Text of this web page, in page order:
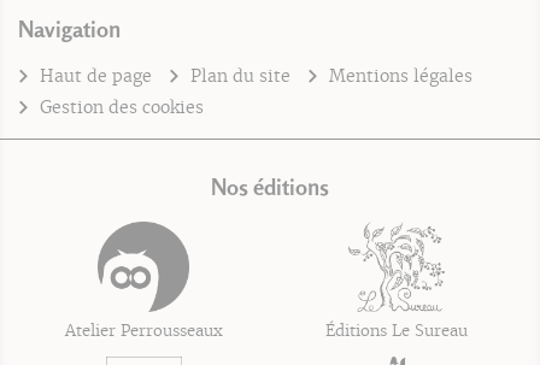
Navigation
Haut de page Plan du site
Mentions légales
Gestion des cookies
Nos éditions
Atelier Perrousseaux Éditions Le Sureau